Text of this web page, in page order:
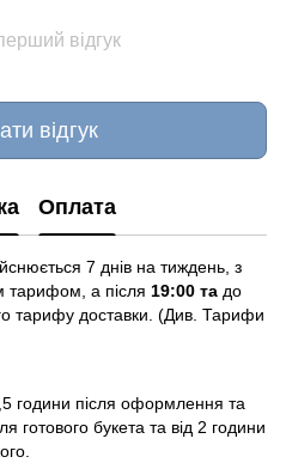
відгук
відгук
Оплата
7 днів на тиждень, з
тарифом, а після 19:00 та до
тарифу доставки. (Див. Тарифи
години після оформлення та
готового букета та від 2 години